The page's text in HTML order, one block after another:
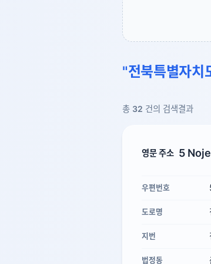
"전북특별자치
총 32 건의 검색결과
영문 주소 5
우편번호
도로명
지번
법정동